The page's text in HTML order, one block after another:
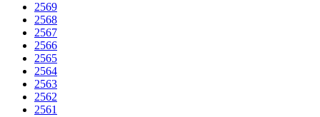
2569
2568
2567
2566
2565
2564
2563
2562
2561